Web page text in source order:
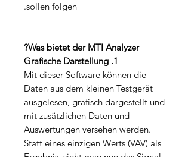
sollen folgen.
Was bietet der MTI Analyzer?
1. Grafische Darstellung
Mit dieser Software können die
Daten aus dem kleinen Testgerät
ausgelesen, grafisch dargestellt und
mit zusätzlichen Daten und
Auswertungen versehen werden.
Statt eines einzigen Werts (VAV) als